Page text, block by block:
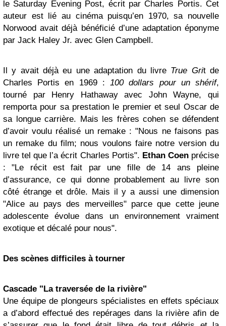
le Saturday Evening Post, écrit par Charles Portis. Cet
auteur est lié au cinéma puisqu’en 1970, sa nouvelle
Norwood avait déjà bénéficié d’une adaptation éponyme
par Jack Haley Jr. avec Glen Campbell.
Il y avait déjà eu une adaptation du livre True Grit de
Charles Portis en 1969 : 100 dollars pour un shérif,
tourné par Henry Hathaway avec John Wayne, qui
remporta pour sa prestation le premier et seul Oscar de
sa longue carrière. Mais les frères cohen se défendent
d’avoir voulu réalisé un remake : "Nous ne faisons pas
un remake du film; nous voulons faire notre version du
livre tel que l’a écrit Charles Portis". Ethan Coenprécise
: "Le récit est fait par une fille de 14 ans pleine
d’assurance, ce qui donne probablement au livre son
côté étrange et drôle. Mais il y a aussi une dimension
"Alice au pays des merveilles" parce que cette jeune
adolescente évolue dans un environnement vraiment
exotique et décalé pour nous".
Des scènes difficiles à tourner
Cascade "La traversée de la rivière"
Une équipe de plongeurs spécialistes en effets spéciaux
a d’abord effectué des repérages dans la rivière afin de